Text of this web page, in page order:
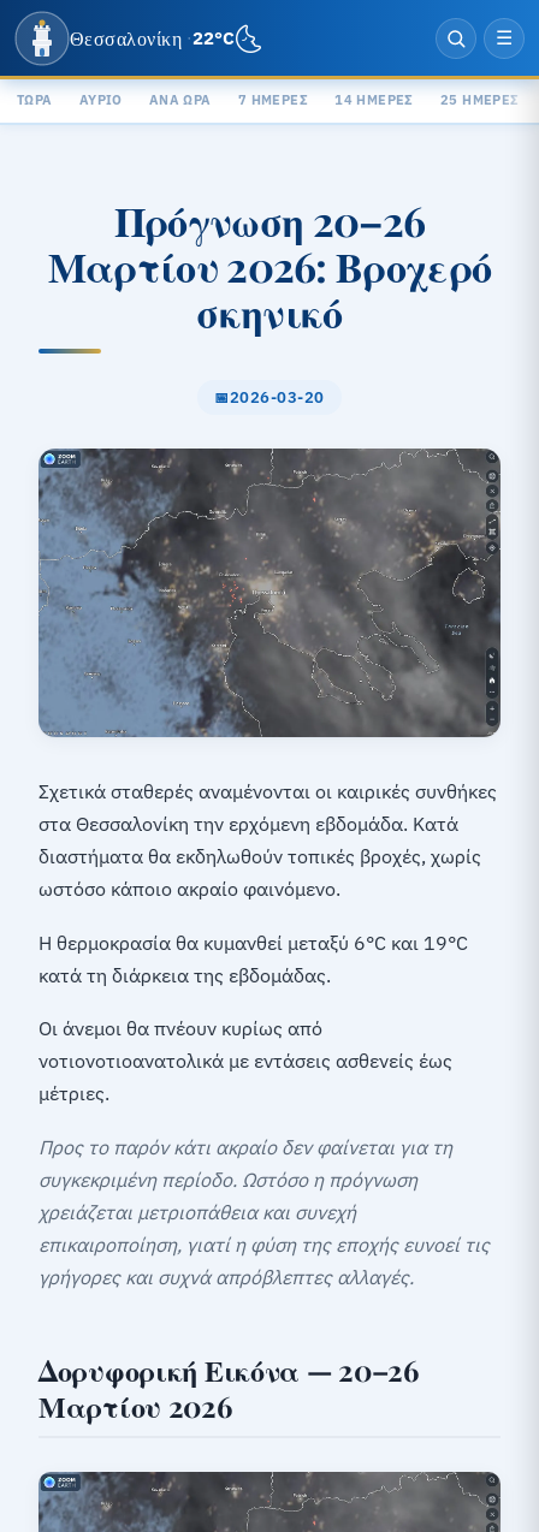
Θεσσαλονίκη ·22°C🌜 ☰
ΤΏΡΑ ΑΎΡΙΟ ΑΝΆ ΏΡΑ 7 ΗΜΈΡΕΣ 14 ΗΜΈΡΕΣ 25 ΗΜΈΡΕΣ
Πρόγνωση 20–26
Μαρτίου 2026: Βροχερό
σκηνικό
2026-03-20
Σχετικά σταθερές αναμένονται οι καιρικές συνθήκες
στα Θεσσαλονίκη την ερχόμενη εβδομάδα. Κατά
διαστήματα θα εκδηλωθούν τοπικές βροχές, χωρίς
ωστόσο κάποιο ακραίο φαινόμενο.
Η θερμοκρασία θα κυμανθεί μεταξύ 6°C και 19°C
κατά τη διάρκεια της εβδομάδας.
Οι άνεμοι θα πνέουν κυρίως από
νοτιονοτιοανατολικά με εντάσεις ασθενείς έως
μέτριες.
Προς το παρόν κάτι ακραίο δεν φαίνεται για τη
συγκεκριμένη περίοδο. Ωστόσο η πρόγνωση
χρειάζεται μετριοπάθεια και συνεχή
επικαιροποίηση, γιατί η φύση της εποχής ευνοεί τις
γρήγορες και συχνά απρόβλεπτες αλλαγές.
Δορυφορική Εικόνα — 20–26
Μαρτίου 2026